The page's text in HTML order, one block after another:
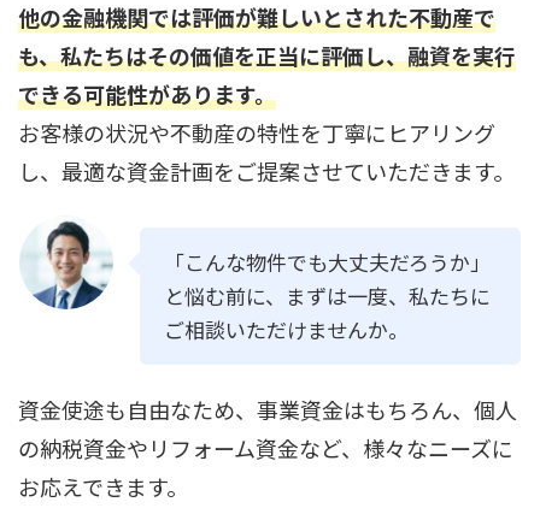
他の金融機関では評価が難しいとされた不動産で
も、私たちはその価値を正当に評価し、融資を実行
できる可能性があります。
お客様の状況や不動産の特性を丁寧にヒアリング
し、最適な資金計画をご提案させていただきます。
「こんな物件でも大丈夫だろうか」
と悩む前に、まずは一度、私たちに
ご相談いただけませんか。
資金使途も自由なため、事業資金はもちろん、個人
の納税資金やリフォーム資金など、様々なニーズに
お応えできます。